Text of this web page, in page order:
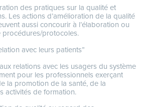
des pratiques sur la qualité et
Les actions d’amélioration de la qualité
aussi concourir à l’élaboration ou
procédures/protocoles.
avec leurs patients”
relations avec les usagers du système
pour les professionnels exerçant
la promotion de la santé, de la
activités de formation.